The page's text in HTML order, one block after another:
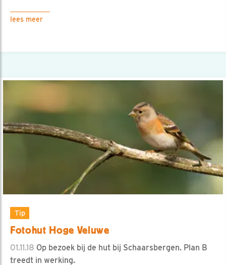
lees meer
Tip
Fotohut Hoge Veluwe
01.11.18 Op bezoek bij de hut bij Schaarsbergen. Plan B
treedt in werking.